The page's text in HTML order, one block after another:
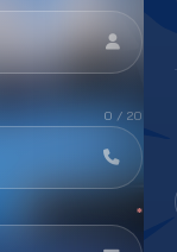
0 / 20
*